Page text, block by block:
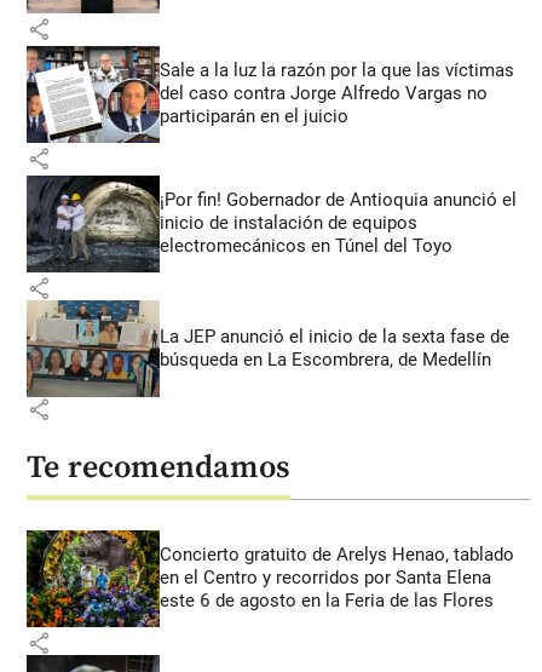
share
Sale a la luz la razón por la que las víctimas
del caso contra Jorge Alfredo Vargas no
participarán en el juicio
share
¡Por fin! Gobernador de Antioquia anunció el
inicio de instalación de equipos
electromecánicos en Túnel del Toyo
share
La JEP anunció el inicio de la sexta fase de
búsqueda en La Escombrera, de Medellín
share
Te recomendamos
Concierto gratuito de Arelys Henao, tablado
en el Centro y recorridos por Santa Elena
este 6 de agosto en la Feria de las Flores
share